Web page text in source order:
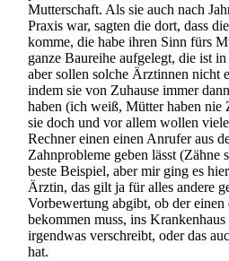
Mutterschaft. Als sie auch nach
Praxis war, sagten die dort, dass
komme, die habe ihren Sinn fürs
ganze Baureihe aufgelegt, die ist
aber sollen solche Ärztinnen nicht
indem sie von Zuhause immer
haben (ich weiß, Mütter haben nie
sie doch und vor allem wollen
Rechner einen einen Anrufer aus
Zahnprobleme geben lässt (Zähne
beste Beispiel, aber mir ging es
Ärztin, das gilt ja für alles andere
Vorbewertung abgibt, ob der
bekommen muss, ins
irgendwas verschreibt, oder das
hat.